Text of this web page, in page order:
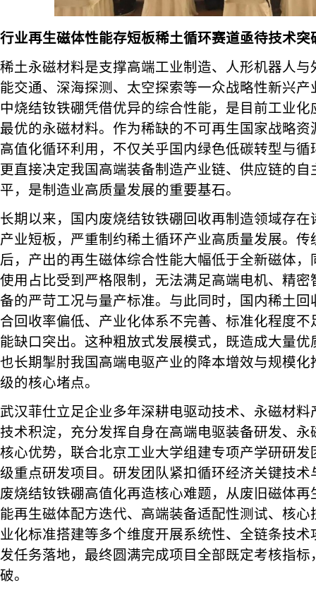
行业再生磁体性能存短板稀土循环赛道亟待技术突
稀土永磁材料是支撑高端工业制造、人形机器人
能交通、深海探测、太空探索等一众战略性新兴
中烧结钕铁硼凭借优异的综合性能，是目前工业
最优的永磁材料。作为稀缺的不可再生国家战略
高值化循环利用，不仅关乎国内绿色低碳转型与
更直接决定我国高端装备制造产业链、供应链的
平，是制造业高质量发展的重要基石。
长期以来，国内废烧结钕铁硼回收再制造领域存
产业短板，严重制约稀土循环产业高质量发展。
后，产出的再生磁体综合性能大幅低于全新磁体
使用占比受到严格限制，无法满足高端电机、精
备的严苛工况与量产标准。与此同时，国内稀土
合回收率偏低、产业化体系不完善、标准化程度
能缺口突出。这种粗放式发展模式，既造成大量
也长期掣肘我国高端电驱产业的降本增效与规模
级的核心堵点。
武汉菲仕立足企业多年深耕电驱动技术、永磁材
技术积淀，充分发挥自身在高端电驱装备研发、
核心优势，联合北京工业大学组建专项产学研研
级重点研发项目。研发团队紧扣循环经济关键技
废烧结钕铁硼高值化再造核心难题，从废旧磁体
能再生磁体配方迭代、高端装备适配性测试、核
业化标准搭建等多个维度开展系统性、全链条技
发任务落地，最终圆满完成项目全部既定考核指
破。